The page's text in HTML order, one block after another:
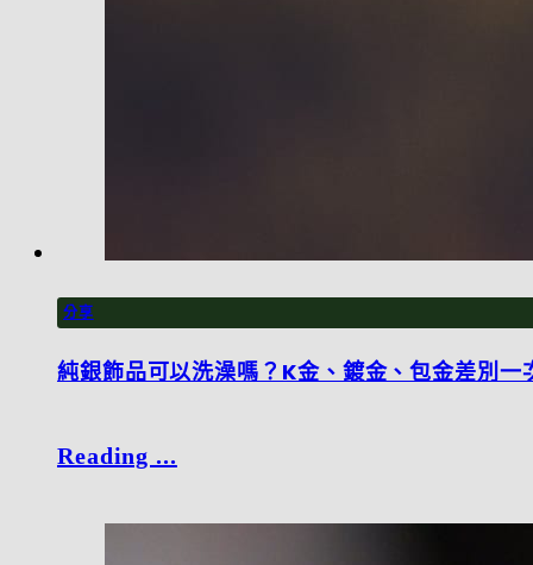
分享
純銀飾品可以洗澡嗎？K金、鍍金、包金差別一
Reading ...